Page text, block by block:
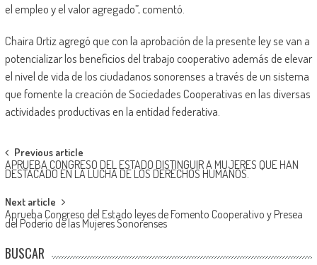
el empleo y el valor agregado”, comentó.
Chaira Ortiz agregó que con la aprobación de la presente ley se van a
potencializar los beneficios del trabajo cooperativo además de elevar
el nivel de vida de los ciudadanos sonorenses a través de un sistema
que fomente la creación de Sociedades Cooperativas en las diversas
actividades productivas en la entidad federativa.
Post
navigation
Previous article
APRUEBA CONGRESO DEL ESTADO DISTINGUIR A MUJERES QUE HAN
DESTACADO EN LA LUCHA DE LOS DERECHOS HUMANOS.
Next article
Aprueba Congreso del Estado leyes de Fomento Cooperativo y Presea
del Poderío de las Mujeres Sonorenses
BUSCAR